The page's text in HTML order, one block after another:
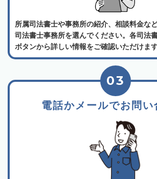
所属司法書士や事務所の紹介、相談料金な
司法書士事務所を選んでください。各司法
ボタンから詳しい情報をご確認いただけます
電話かメールでお問い
03